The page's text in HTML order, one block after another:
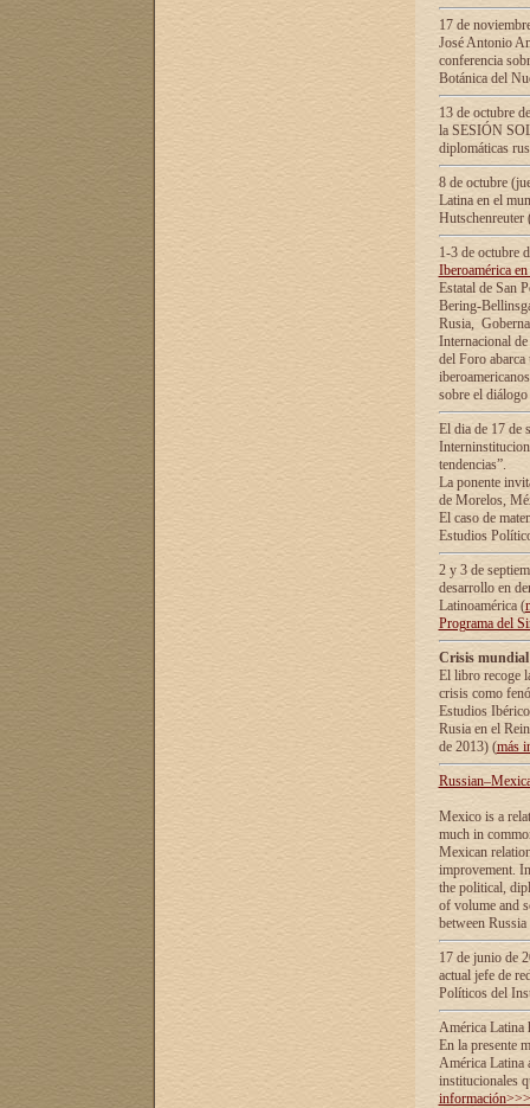
17 de
José Antonio
conferencia
Botánica del
13 de octubre
la SESIÓN
diplomáticas
8 de octubre
Latina en el
1-3 de octubre
Iberoamérica
Estatal de San
Bering-
Rusia,
Internacional
del Foro
sobre el
El dia de 17 de
tendencias”.
La ponente
de Morelos,
El caso de
Estudios
2 y 3 de
desarrollo en
Latinoamérica (
Programa del
Crisis
El libro recoge
crisis como
Estudios
Rusia en el
de 2013) (más
Mexico is a
much in
Mexican
improvement.
the political,
of volume and
between
17 de junio de
actual jefe de
Políticos del
América Latina
En la presente
América Latina
institucionales
información>>>